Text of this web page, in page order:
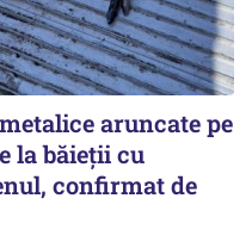
aruncate pe
la băieții cu
confirmat de